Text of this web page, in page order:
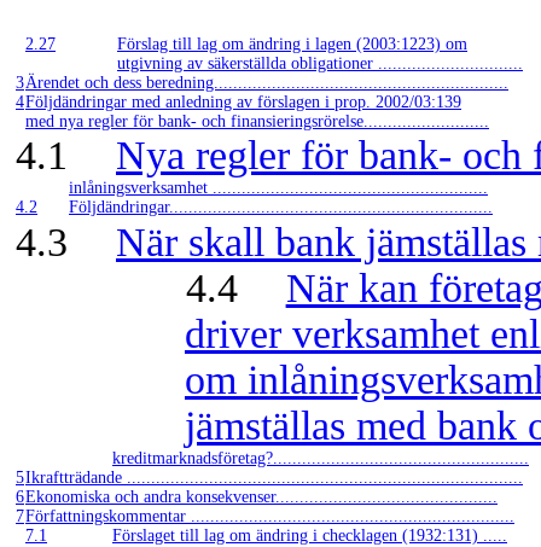
2.27
Förslag till lag om ändring i lagen (2003:1223) om
utgivning av säkerställda obligationer ..............................
3Ärendet och dess beredning.............................................................
4Följdändringar med anledning av förslagen i prop. 2002/03:139
med nya regler för bank- och finansieringsrörelse..........................
4.1 Nya regler för bank- och
inlåningsverksamhet .........................................................
4.2
Följdändringar...................................................................
4.3
När skall bank
4.4
När kan
driver verksamhet
om
jämställas med bank
kreditmarknadsföretag?.....................................................
5Ikraftträdande ..................................................................................
6Ekonomiska och andra konsekvenser..............................................
7Författningskommentar ...................................................................
7.1
Förslaget till lag om ändring i checklagen (1932:131) .....